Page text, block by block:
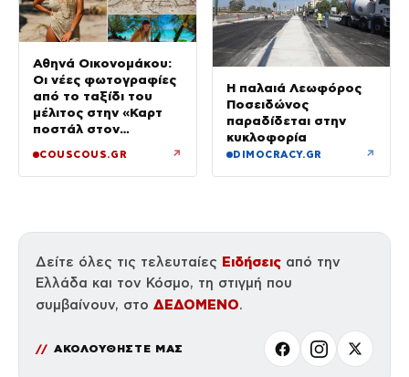
Αθηνά Οικονομάκου:
Οι νέες φωτογραφίες
από το ταξίδι του
μέλιτος στην «Καρτ
ποστάλ στον
COUSCOUS.GR ↗
Η παλαιά Λεωφόρος
Ποσειδώνος
παραδίδεται στην
κυκλοφορία
DIMOCRACY.GR ↗
Δείτε όλες τις τελευταίες Ειδήσεις από την
Ελλάδα και τον Κόσμο, τη στιγμή που
συμβαίνουν, στο ΔΕΔΟΜΕΝΟ.
ΑΚΟΛΟΥΘΗΣΤΕ ΜΑΣ